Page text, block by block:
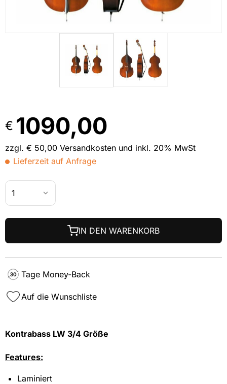
€ 1090,00
zzgl. € 50,00 Versandkosten und inkl. 20% MwSt
Lieferzeit auf Anfrage
IN DEN WARENKORB
Tage Money-Back
Auf die Wunschliste
Kontrabass LW 3/4 Größe
Features:
Laminiert